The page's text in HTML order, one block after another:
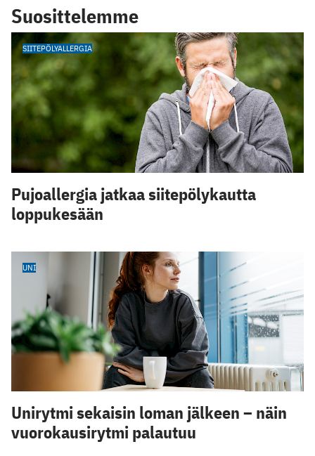
Suosittelemme
SIITEPÖLYALLERGIA
Pujoallergia jatkaa siitepölykautta
loppukesään
UNI
Unirytmi sekaisin loman jälkeen – näin
vuorokausirytmi palautuu